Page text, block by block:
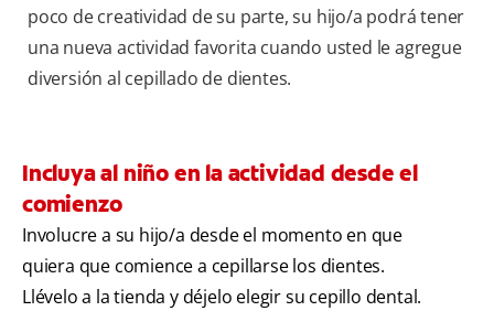
poco de creatividad de su parte, su hijo/a podrá tener
una nueva actividad favorita cuando usted le agregue
diversión al cepillado de dientes.
Incluya al niño en la actividad desde el
comienzo
Involucre a su hijo/a desde el momento en que
quiera que comience a cepillarse los dientes.
Llévelo a la tienda y déjelo elegir su cepillo dental.